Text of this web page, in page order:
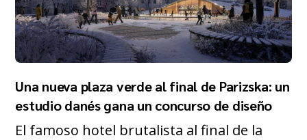
Una nueva plaza verde al final de Parizska: un
estudio danés gana un concurso de diseño
El famoso hotel brutalista al final de la